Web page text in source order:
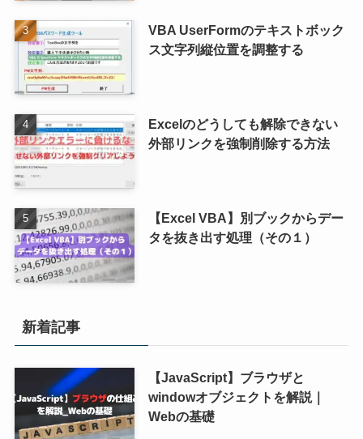
VBA UserFormのテキストボック
ス文字列縦位置を調整する
Excelのどうしても解除できない
外部リンクを強制削除する方法
【Excel VBA】別ブックからデー
タを抜き出す処理（その１）
新着記事
【JavaScript】ブラウザと
windowオブジェクトを解説｜
Webの基礎